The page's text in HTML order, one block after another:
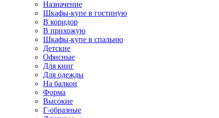
Назначение
Шкафы-купе в гостиную
В коридор
В прихожую
Шкафы-купе в спальню
Детские
Офисные
Для книг
Для одежды
На балкон
Форма
Высокие
Г-образные